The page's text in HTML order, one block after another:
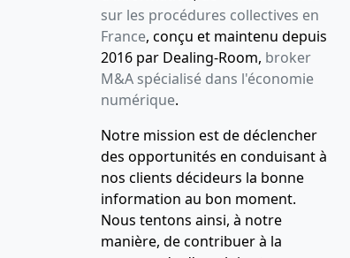
sur les procédures collectives en
France, conçu et maintenu depuis
2016 par Dealing-Room, broker
M&A spécialisé dans l'économie
numérique.
Notre mission est de déclencher
des opportunités en conduisant à
nos clients décideurs la bonne
information au bon moment.
Nous tentons ainsi, à notre
manière, de contribuer à la